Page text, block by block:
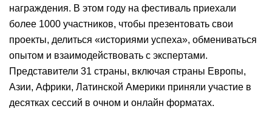
награждения. В этом году на фестиваль приехали
более 1000 участников, чтобы презентовать свои
проекты, делиться «историями успеха», обмениваться
опытом и взаимодействовать с экспертами.
Представители 31 страны, включая страны Европы,
Азии, Африки, Латинской Америки приняли участие в
десятках сессий в очном и онлайн форматах.